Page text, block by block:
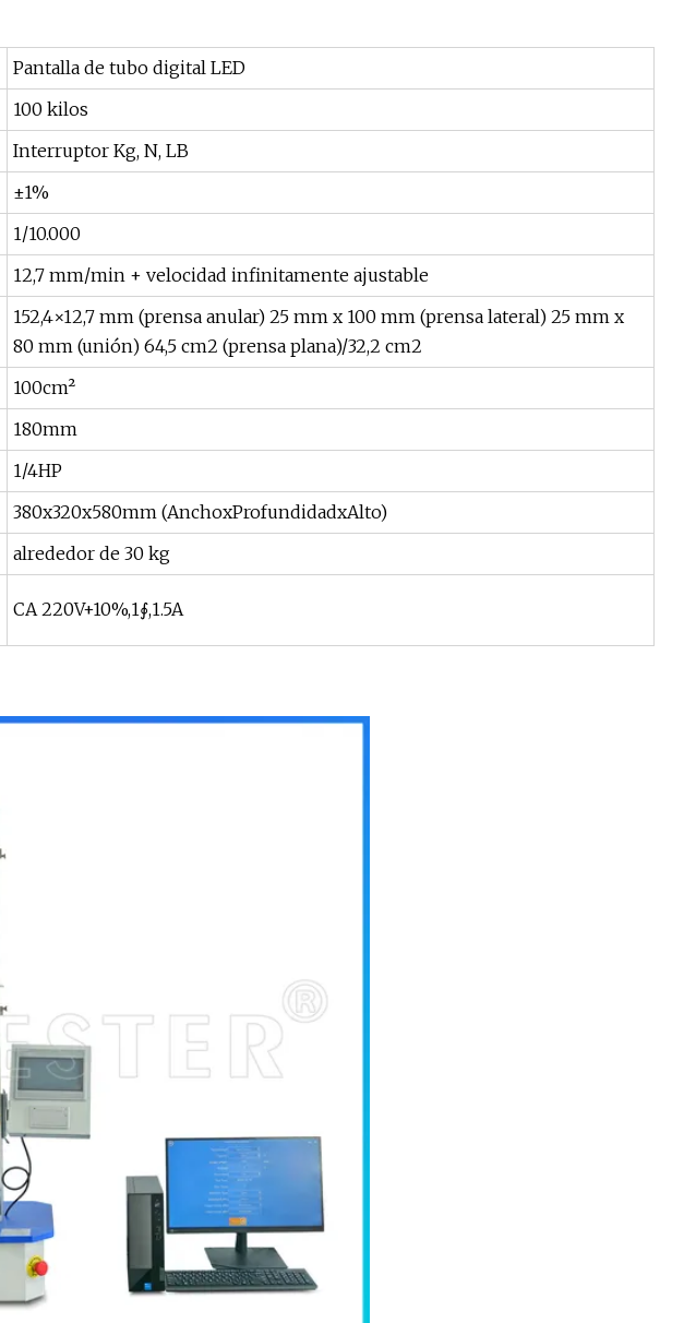
Pantalla de tubo digital LED
100 kilos
Interruptor Kg, N, LB
±1%
1/10.000
12,7 mm/min + velocidad infinitamente ajustable
152,4×12,7 mm (prensa anular) 25 mm x 100 mm (prensa lateral) 25 mm x
80 mm (unión) 64,5 cm2 (prensa plana)/32,2 cm2
100cm²
180mm
1/4HP
380x320x580mm (AnchoxProfundidadxAlto)
alrededor de 30 kg
CA 220V+10%,1∮,1.5A